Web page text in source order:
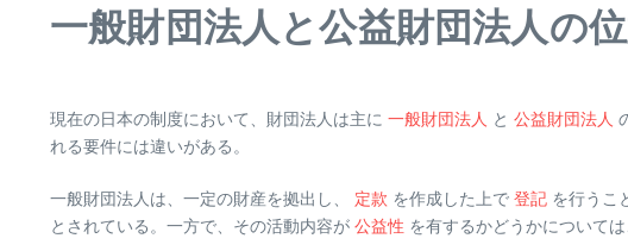
一般財団法人と公益財団法人の
現在の日本の制度において、財団法人は主に 一般財団法人 と 公益財団法人
れる要件には違いがある。
一般財団法人は、一定の財産を拠出し、 定款 を作成した上で 登記 を行うこ
とされている。一方で、その活動内容が 公益性 を有するかどうかについて